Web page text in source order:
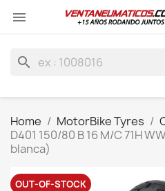

search
Home MotorBike Tyres
D401 150/80 B 16 M/C 71H
blanca)
OUT-OF-STOCK